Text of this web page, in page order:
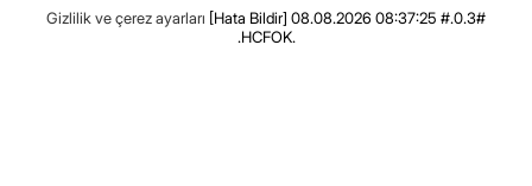
Gizlilik ve çerez ayarları [Hata Bildir] 08.08.2026 08:37:25 #.0.3#
.HCFOK.